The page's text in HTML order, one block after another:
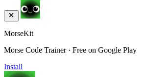
MorseKit
Morse Code Trainer · Free on Google Play
Install